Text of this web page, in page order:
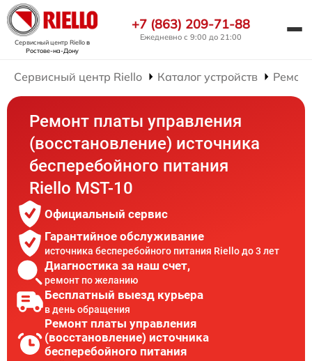
Сервисный центр Rielloв
Ростове-на-Дону
+7 (863) 209-71-88
Ежедневно с 9:00 до 21:00
Сервисный центр Riello Каталог устройств
Ремонт платы управления
(восстановление) источника
бесперебойного питания
Riello MST-10
Официальный сервис
Гарантийное обслуживание
источника бесперебойного питания Riello до 3 лет
Диагностика за наш счет,
ремонт по желанию
Бесплатный выезд курьера
в день обращения
Ремонт платы управления
(восстановление) источника
бесперебойного питания